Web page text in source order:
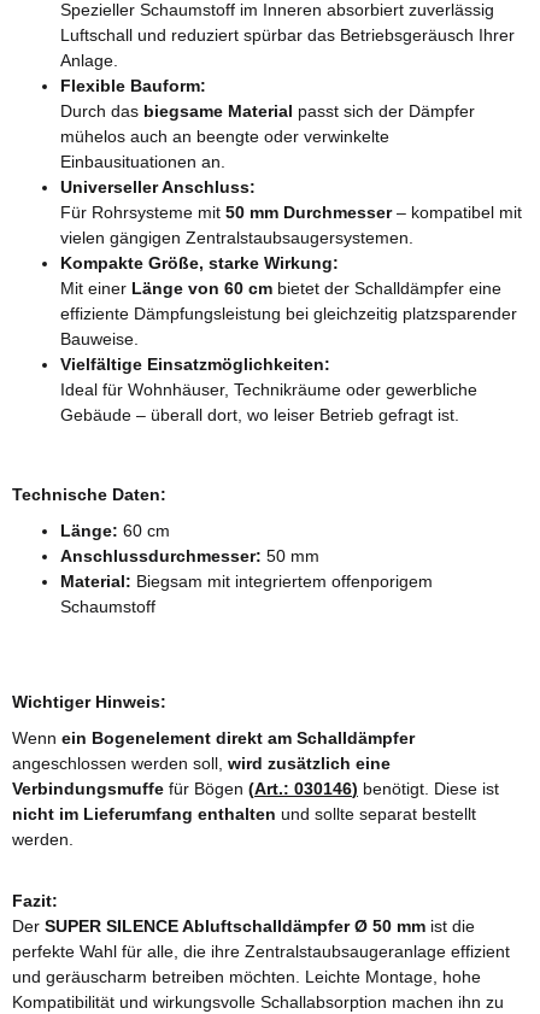
Spezieller Schaumstoff im Inneren absorbiert zuverlässig
Luftschall und reduziert spürbar das Betriebsgeräusch Ihrer
Anlage.
Flexible Bauform:
Durch das biegsame Material passt sich der Dämpfer
mühelos auch an beengte oder verwinkelte
Einbausituationen an.
Universeller Anschluss:
Für Rohrsysteme mit 50 mm Durchmesser– kompatibel mit
vielen gängigen Zentralstaubsaugersystemen.
Kompakte Größe, starke Wirkung:
Mit einer Länge von 60 cm bietet der Schalldämpfer eine
effiziente Dämpfungsleistung bei gleichzeitig platzsparender
Bauweise.
Vielfältige Einsatzmöglichkeiten:
Ideal für Wohnhäuser, Technikräume oder gewerbliche
Gebäude – überall dort, wo leiser Betrieb gefragt ist.
Technische Daten:
Länge: 60 cm
Anschlussdurchmesser: 50 mm
Material: Biegsam mit integriertem offenporigem
Schaumstoff
Wichtiger Hinweis:
Wenn ein Bogenelement direkt am Schalldämpfer
angeschlossen werden soll, wird zusätzlich eine
Verbindungsmuffe für Bögen (Art.: 030146) benötigt. Diese ist
nicht im Lieferumfang enthalten und sollte separat bestellt
werden.
Fazit:
Der SUPER SILENCE Abluftschalldämpfer Ø 50 mm ist die
perfekte Wahl für alle, die ihre Zentralstaubsaugeranlage effizient
und geräuscharm betreiben möchten. Leichte Montage, hohe
Kompatibilität und wirkungsvolle Schallabsorption machen ihn zu